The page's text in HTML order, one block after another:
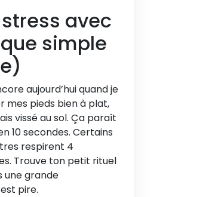
avec
simple
aujourd’hui quand je
mes pieds bien à plat,
vissé au sol. Ça paraît
10 secondes. Certains
respirent 4
Trouve ton petit rituel
une grande
pire.